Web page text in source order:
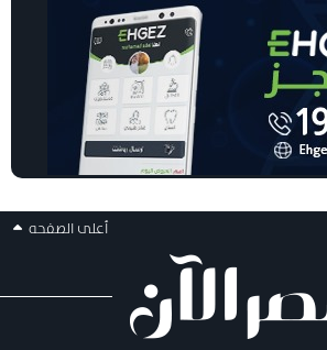
أعلى الصفحه